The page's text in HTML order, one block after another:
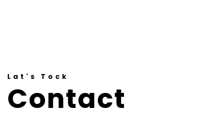
Lat's Tock
Contact